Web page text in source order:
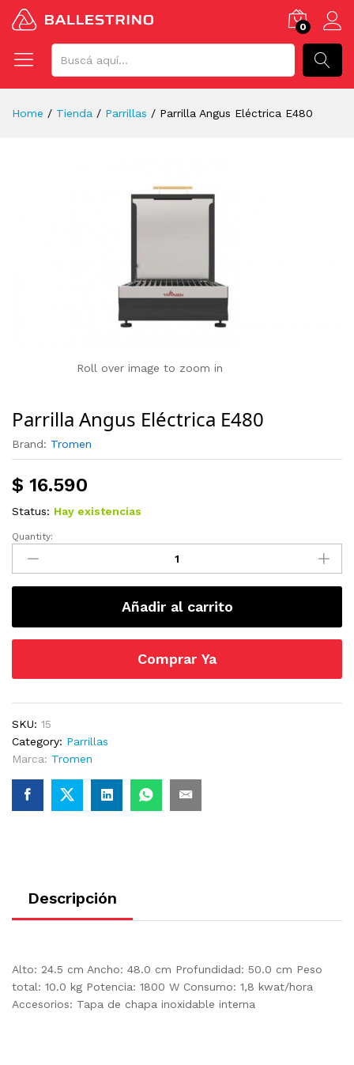
0
Home / Tienda / Parrillas / Parrilla Angus Eléctrica E480
Roll over image to zoom in
Parrilla Angus Eléctrica E480
Brand: Tromen
$ 16.590
Status: Hay existencias
Parrilla
Angus
Eléctrica
E480
Quantity:
Añadir al carrito
Comprar Ya
SKU: 15
Category: Parrillas
Marca: Tromen
Descripción
Alto: 24.5 cm Ancho: 48.0 cm Profundidad: 50.0 cm Peso
total: 10.0 kg Potencia: 1800 W Consumo: 1,8 kwat/hora
Accesorios: Tapa de chapa inoxidable interna